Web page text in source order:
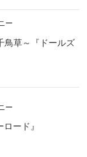
ー
鳥草～『ドールズ
ー
ード』